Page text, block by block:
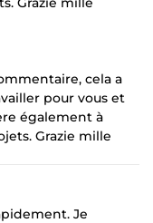
cela a
pour vous et
également à
Grazie mille
Je